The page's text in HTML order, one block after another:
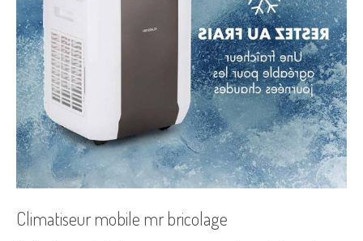
Climatiseur mobile mr bricolage